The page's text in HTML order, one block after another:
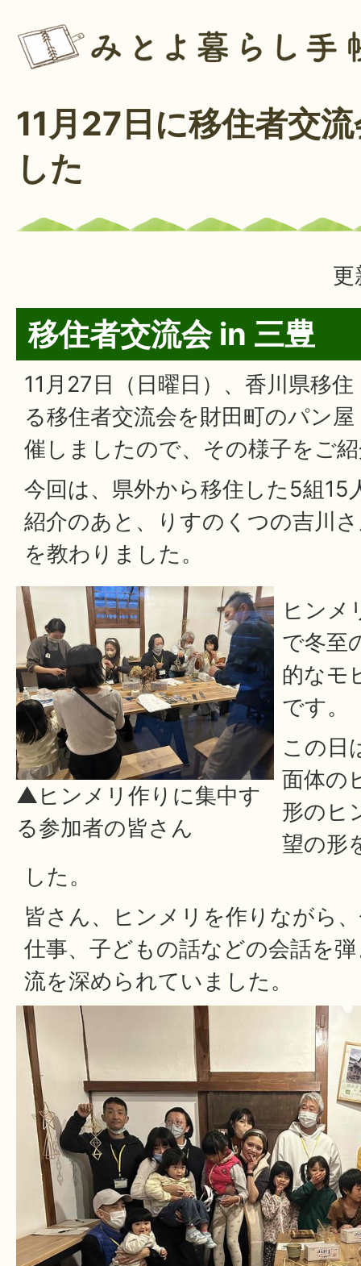
11月27日に移住者交
した
更
移住者交流会 in 三豊
11月27日（日曜日）、香川県移
る移住者交流会を財田町のパン屋
催しましたので、その様子をご
今回は、県外から移住した5組15
紹介のあと、りすのくつの吉川
を教わりました。
▲ヒンメリ作りに集中す
る参加者の皆さん
ヒンメ
で冬至
的なモ
です。
この日
面体の
形のヒ
望の形
した。
皆さん、ヒンメリを作りながら
仕事、子どもの話などの会話を
流を深められていました。